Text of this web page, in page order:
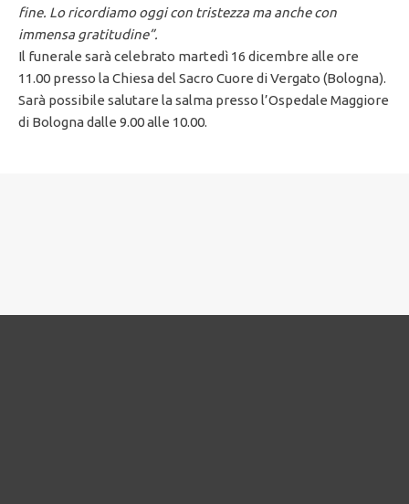
fine. Lo ricordiamo oggi con tristezza ma anche con
immensa gratitudine”.
Il funerale sarà celebrato martedì 16 dicembre alle ore
11.00 presso laChiesa del Sacro Cuore di Vergato (Bologna).
Sarà possibile salutare la salma presso l’Ospedale Maggiore
di Bolognadalle 9.00 alle 10.00.